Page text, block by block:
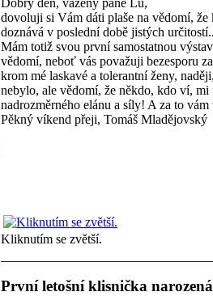
dovoluji si Vám dáti plaše na vědomí, že
doznává v poslední době jistých
Mám totiž svou první samostatnou
vědomí, neboť vás považuji bezesporu
krom mé laskavé a tolerantní ženy,
nebylo, ale vědomí, že někdo, kdo ví, mi
nadrozměrného elánu a síly! A za to
Pěkný víkend přeji, Tomáš Mladějovský
Kliknutím se zvětší.
První letošní klisnička